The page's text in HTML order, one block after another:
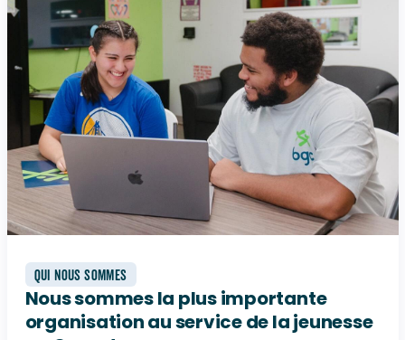
QUI NOUS SOMMES
Nous sommes la plus importante
organisation au service de la jeunesse